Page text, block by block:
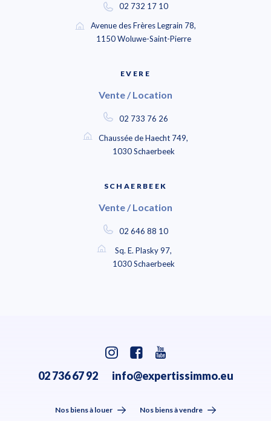
02 732 17 10
Avenue des Frères Legrain 78,
1150 Woluwe-Saint-Pierre
EVERE
Vente / Location
02 733 76 26
Chaussée de Haecht 749,
1030 Schaerbeek
SCHAERBEEK
Vente / Location
02 646 88 10
Sq. E. Plasky 97,
1030 Schaerbeek
02 736 67 92 info@expertissimmo.eu
Nos biens à louer Nos biens à vendre